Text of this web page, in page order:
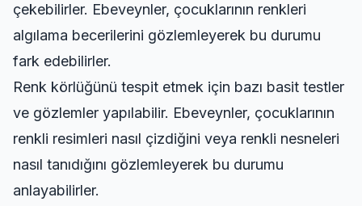
çekebilirler. Ebeveynler, çocuklarının renkleri
algılama becerilerini gözlemleyerek bu durumu
fark edebilirler.
Renk körlüğünü tespit etmek için bazı basit testler
ve gözlemler yapılabilir. Ebeveynler, çocuklarının
renkli resimleri nasıl çizdiğini veya renkli nesneleri
nasıl tanıdığını gözlemleyerek bu durumu
anlayabilirler.